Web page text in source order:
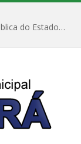
Câmara Municipal de Acará e Defensoria Pública do Estado, promovem Ação Balcão de Direitos